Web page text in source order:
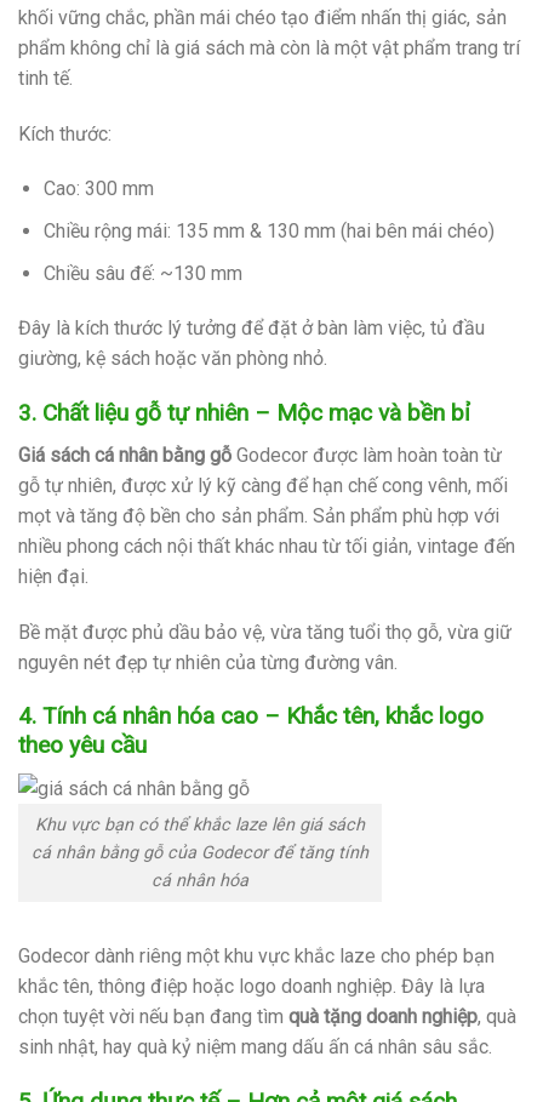
khối vững chắc, phần mái chéo tạo điểm nhấn thị giác, sản
phẩm không chỉ là giá sách mà còn là một vật phẩm trang trí
tinh tế.
Kích thước:
Cao: 300 mm
Chiều rộng mái: 135 mm & 130 mm (hai bên mái chéo)
Chiều sâu đế: ~130 mm
Đây là kích thước lý tưởng để đặt ở bàn làm việc, tủ đầu
giường, kệ sách hoặc văn phòng nhỏ.
3. Chất liệu gỗ tự nhiên – Mộc mạc và bền bỉ
Giá sách cá nhân bằng gỗ Godecor được làm hoàn toàn từ
gỗ tự nhiên, được xử lý kỹ càng để hạn chế cong vênh, mối
mọt và tăng độ bền cho sản phẩm. Sản phẩm phù hợp với
nhiều phong cách nội thất khác nhau từ tối giản, vintage đến
hiện đại.
Bề mặt được phủ dầu bảo vệ, vừa tăng tuổi thọ gỗ, vừa giữ
nguyên nét đẹp tự nhiên của từng đường vân.
4. Tính cá nhân hóa cao – Khắc tên, khắc logo
theo yêu cầu
Khu vực bạn có thể khắc laze lên giá sách
cá nhân bằng gỗ của Godecor để tăng tính
cá nhân hóa
Godecor dành riêng một khu vực khắc laze cho phép bạn
khắc tên, thông điệp hoặc logo doanh nghiệp. Đây là lựa
chọn tuyệt vời nếu bạn đang tìm quà tặng doanh nghiệp, quà
sinh nhật, hay quà kỷ niệm mang dấu ấn cá nhân sâu sắc.